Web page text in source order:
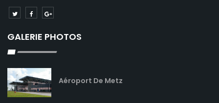
GALERIE PHOTOS
Aéroport De Metz